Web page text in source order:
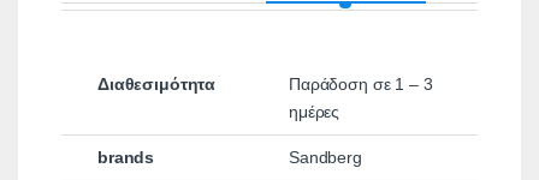
Διαθεσιμότητα
Παράδοση σε 1 – 3
ημέρες
brands Sandberg